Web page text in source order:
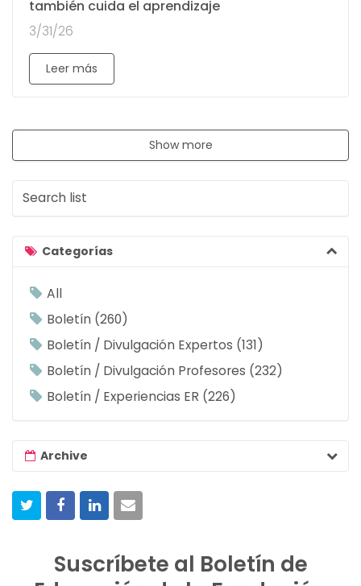
también cuida el aprendizaje
3/31/26
Leer más
Show more
Categorías
All
Boletín 260
Boletín / Divulgación Expertos 131
Boletín / Divulgación Profesores 232
Boletín / Experiencias ER 226
Archive
Suscríbete al Boletín de